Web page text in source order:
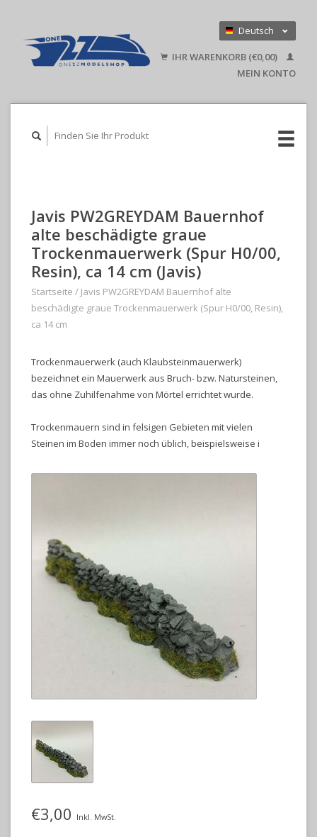
Deutsch
English
IHR WARENKORB (€0,00)
MEIN KONTO
Javis PW2GREYDAM Bauernhof
alte beschädigte graue
Trockenmauerwerk (Spur H0/00,
Resin), ca 14 cm (Javis)
Startseite / Javis PW2GREYDAM Bauernhof alte
beschädigte graue Trockenmauerwerk (Spur H0/00, Resin),
ca 14 cm
Trockenmauerwerk (auch Klaubsteinmauerwerk)
bezeichnet ein Mauerwerk aus Bruch- bzw. Natursteinen,
das ohne Zuhilfenahme von Mörtel errichtet wurde.
Trockenmauern sind in felsigen Gebieten mit vielen
Steinen im Boden immer noch üblich, beispielsweise i
€3,00 Inkl. MwSt.